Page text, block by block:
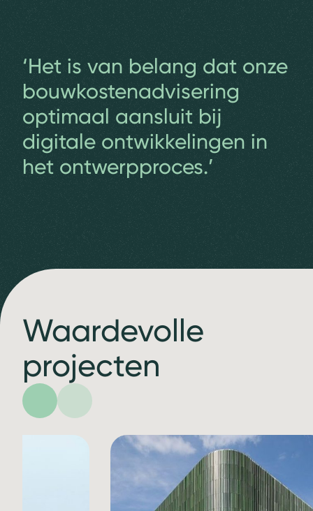
‘Het is van belang dat onze
bouwkostenadvisering
optimaal aansluit bij
digitale ontwikkelingen in
het ontwerpproces.’
Waardevolle
projecten